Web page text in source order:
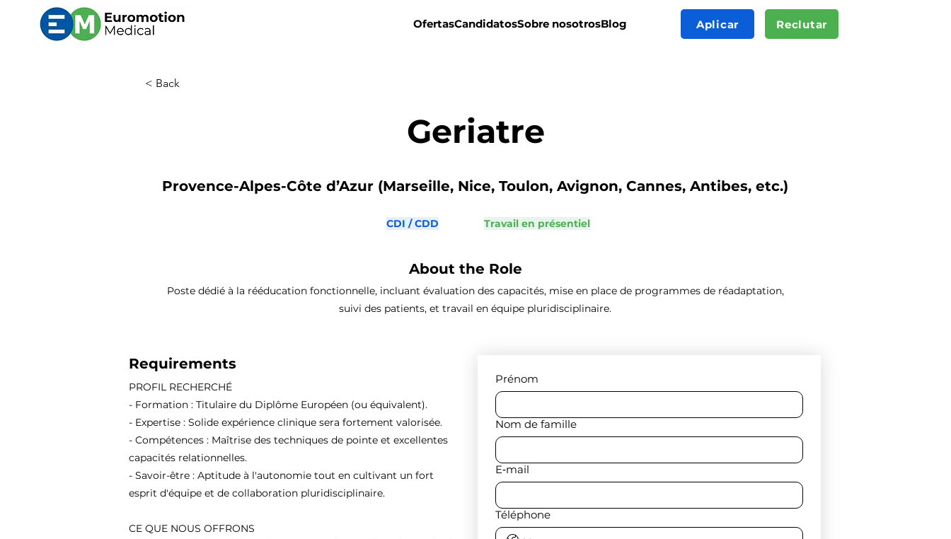
OfertasCandidatosSobre nosotrosBlog Aplicar Reclutar
< Back
Geriatre
Provence-Alpes-Côte d’Azur (Marseille, Nice, Toulon, Avignon, Cannes, Antibes, etc.)
CDI / CDD Travail en présentiel
About the Role
Poste dédié à la rééducation fonctionnelle, incluant évaluation des capacités, mise en place de programmes de réadaptation,
suivi des patients, et travail en équipe pluridisciplinaire.
Requirements
PROFIL RECHERCHÉ
- Formation : Titulaire du Diplôme Européen (ou équivalent).
- Expertise : Solide expérience clinique sera fortement valorisée.
- Compétences : Maîtrise des techniques de pointe et excellentes
capacités relationnelles.
- Savoir-être : Aptitude à l'autonomie tout en cultivant un fort
esprit d'équipe et de collaboration pluridisciplinaire.
CE QUE NOUS OFFRONS
Prénom
Nom de famille
E‑mail
Téléphone